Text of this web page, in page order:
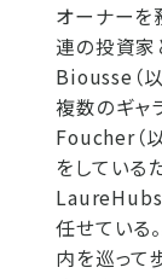
オーナーを
連の投資
Biousse（
複数のギャ
Foucher（
をしている
任せている
内を巡って